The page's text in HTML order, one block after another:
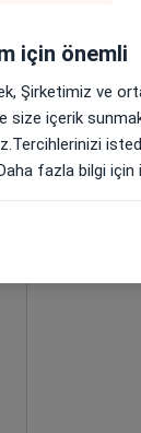
Bugün
7
için önemli
Şirketimiz ve
size içerik
fazla bilgi için